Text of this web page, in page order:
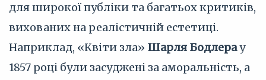
для широкої публіки та багатьох критиків,
вихованих на реалістичній естетиці.
Наприклад, «Квіти зла» Шарля Бодлерау
1857 році були засуджені за аморальність, а